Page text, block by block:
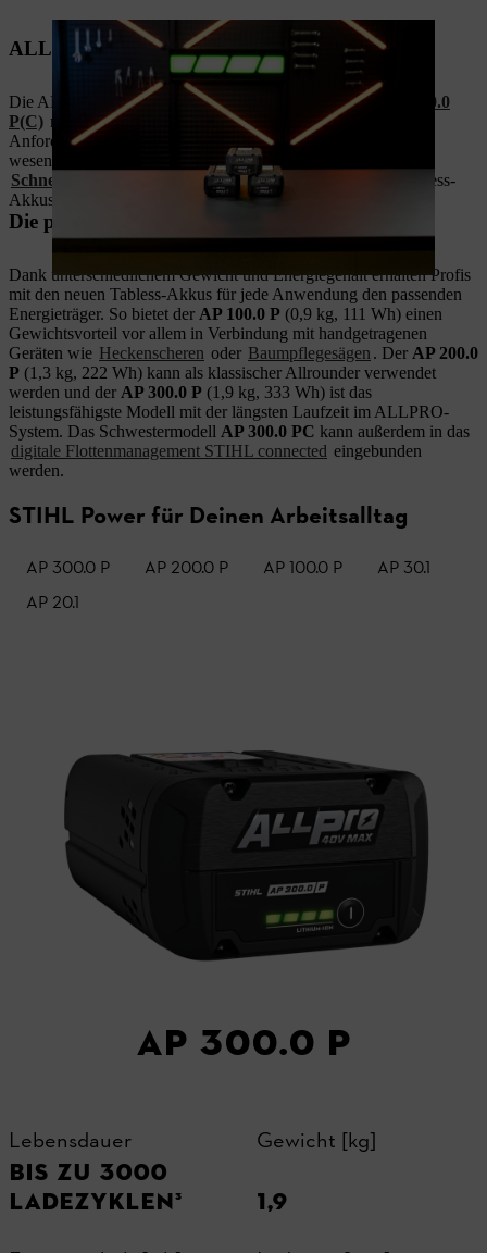
ALLPRO Performance Serie
Die ALLPRO-Akkus AP 100.0 P , und
AP 300.0
P(C) mit innovativen Tabless-Zellen
sind für alle täglichen
Anforderungen mit hohen Belastungsspitzen konzipiert. Ein
wesentlicher Vorteil ist extrem schnelles Laden: Mit dem
Schnellladegerät STIHL AL 1802 MO
sind die neuen Tabless-
Akkus in nur neun Minuten wieder zu 80 % geladen².
Die passende Leistung für optimale Ergebnisse
Dank unterschiedlichem Gewicht und Energiegehalt erhalten Profis
mit den neuen Tabless-Akkus für jede Anwendung den passenden
Energieträger. So bietet der AP 100.0 P (0,9 kg, 111 Wh) einen
Gewichtsvorteil vor allem in Verbindung mit handgetragenen
Geräten wie Heckenscheren oder Baumpflegesägen . Der AP 200.0
P (1,3 kg, 222 Wh) kann als klassischer Allrounder verwendet
werden und der AP 300.0 P (1,9 kg, 333 Wh) ist das
leistungsfähigste Modell mit der längsten Laufzeit im ALLPRO-
System. Das Schwestermodell AP 300.0 PC kann außerdem in das
digitale Flottenmanagement STIHL connected eingebunden
werden.
STIHL Power für Deinen Arbeitsalltag
AP 300.0 P AP 200.0 P AP 100.0 P
AP 30.1
AP 20.1
Lebensdauer
BIS ZU 3000
LADEZYKLEN³
Gewicht [kg]
1,9
AP 300.0 P